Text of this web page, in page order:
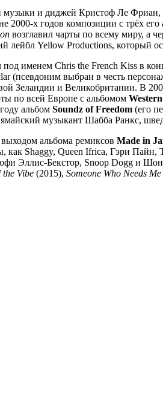
и диджей Кристоф Ле Фриан,
2000-х годов композиции с трёх
возглавил чарты по всему миру, а
лейбл Yellow Productions, который
именем Chris the French Kiss в
(псевдоним выбран в честь
Зеландии и Великобритании. В
по всей Европе с альбомом
альбом Soundz of Freedom (его
ямайский музыкант Шабба Ранкс,
альбома ремиксов Made in
как Shaggy, Queen Ifrica, Гэри Пайн,
Эллис-Бекстор, Snoop Dogg и
the Vibe (2015), Someone Who Needs Me